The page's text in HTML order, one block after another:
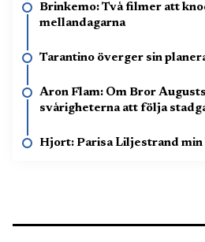
Brinkemo: Två filmer att
mellandagarna
Tarantino överger sin
Aron Flam: Om Bror
svårigheterna att följa
Hjort: Parisa Liljestrand